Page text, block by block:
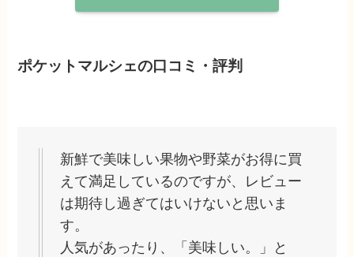
ポケットマルシェの口コミ・評判
新鮮で美味しい果物や野菜がお得に買
えて満足しているのですが、レビュー
は期待し過ぎてはいけないと思いま
す。
人気があったり、「美味しい。」と